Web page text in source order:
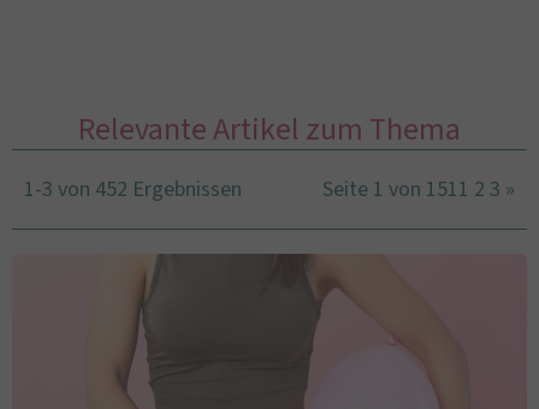
Relevante Artikel zum Thema
1-3 von 452 Ergebnissen Seite 1 von 1511 2 3 »